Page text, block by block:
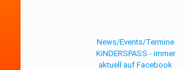
News/Events/Termine
KiNDERSPASS - immer
aktuell auf Facebook